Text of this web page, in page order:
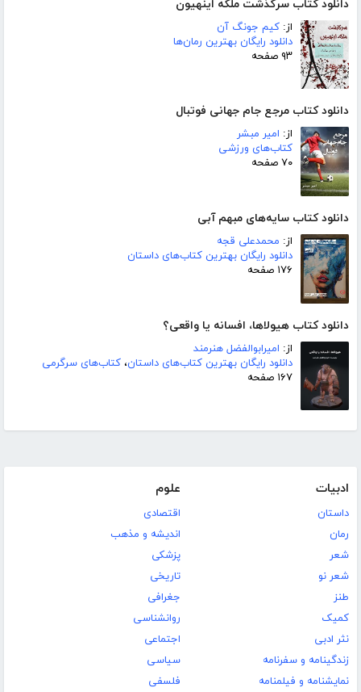
دانلود کتاب سرگذشت ملکه اینهیون
از: کیم جونگ آن
دانلود رایگان بهترین رمان‌ها
۹۳ صفحه
دانلود کتاب مرجع جام جهانی فوتبال
از: امیر مبشر
کتاب‌های ورزشی
۷۰ صفحه
دانلود کتاب سایه‌های مبهم آبی
از: محمدعلی قجه
دانلود رایگان بهترین کتاب‌های داستان
۱۷۶ صفحه
دانلود کتاب هیولاها، افسانه یا واقعی؟
از: امیرابوالفضل هنرمند
دانلود رایگان بهترین کتاب‌های داستان، کتاب‌های سرگرمی
۱۶۷ صفحه
ادبیات
داستان
رمان
شعر
شعر نو
طنز
کمیک
نثر ادبی
زندگینامه و سفرنامه
نمایشنامه و فیلمنامه
علوم
اقتصادی
اندیشه و مذهب
پزشکی
تاریخی
جغرافی
روانشناسی
اجتماعی
سیاسی
فلسفی